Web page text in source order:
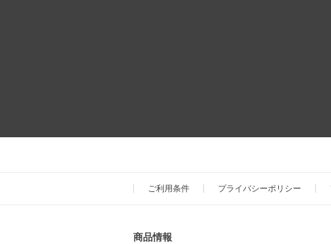
ご利用条件 プライバシーポリシー
商品情報